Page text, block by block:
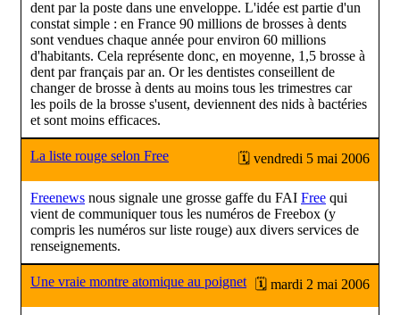
dent par la poste dans une enveloppe. L'idée est partie d'un
constat simple : en France 90 millions de brosses à dents
sont vendues chaque année pour environ 60 millions
d'habitants. Cela représente donc, en moyenne, 1,5 brosse à
dent par français par an. Or les dentistes conseillent de
changer de brosse à dents au moins tous les trimestres car
les poils de la brosse s'usent, deviennent des nids à bactéries
et sont moins efficaces.
La liste rouge selon Free 🗓 vendredi 5 mai 2006
Freenews nous signale une grosse gaffe du FAI Free qui
vient de communiquer tous les numéros de Freebox (y
compris les numéros sur liste rouge) aux divers services de
renseignements.
Une vraie montre atomique au poignet 🗓 mardi 2 mai 2006